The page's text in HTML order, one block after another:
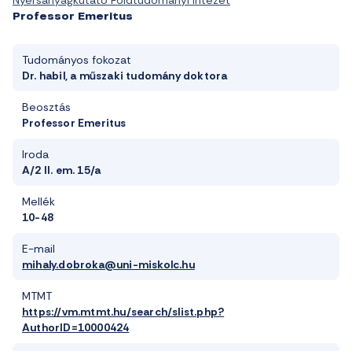
Professor Emeritus
Tudományos fokozat
Dr. habil, a műszaki tudomány doktora
Beosztás
Professor Emeritus
Iroda
A/2 II. em. 15/a
Mellék
10-48
E-mail
mihaly.dobroka@uni-miskolc.hu
MTMT
https://vm.mtmt.hu/search/slist.php?
AuthorID=10000424